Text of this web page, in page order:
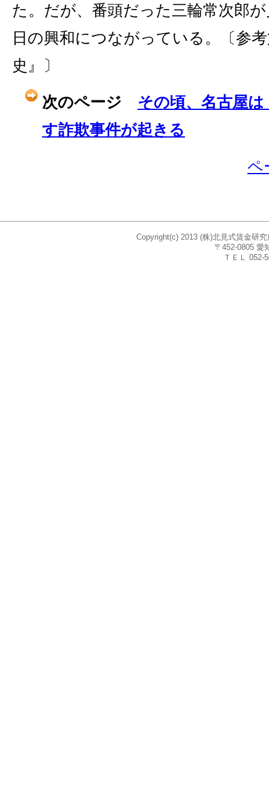
た。だが、番頭だった三輪常次郎
日の興和につながっている。〔参
史』〕
次のページ その頃、名古屋
す詐欺事件が起きる
ペ
Copyright(c) 2013 (株)北見式賃金研
〒452-0805 愛
ＴＥＬ 052-